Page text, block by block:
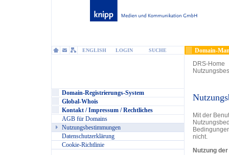
ENGLISH LOGIN SUCHE
Domain-
DRS-Home
Domain-Registrierungs-System
Global-Whois
Kontakt / Impressum / Rechtliches
AGB für Domains
Nutzungsbestimmungen
Datenschutzerklärung
Cookie-Richtlinie
Mit der
nicht.
Nutzung